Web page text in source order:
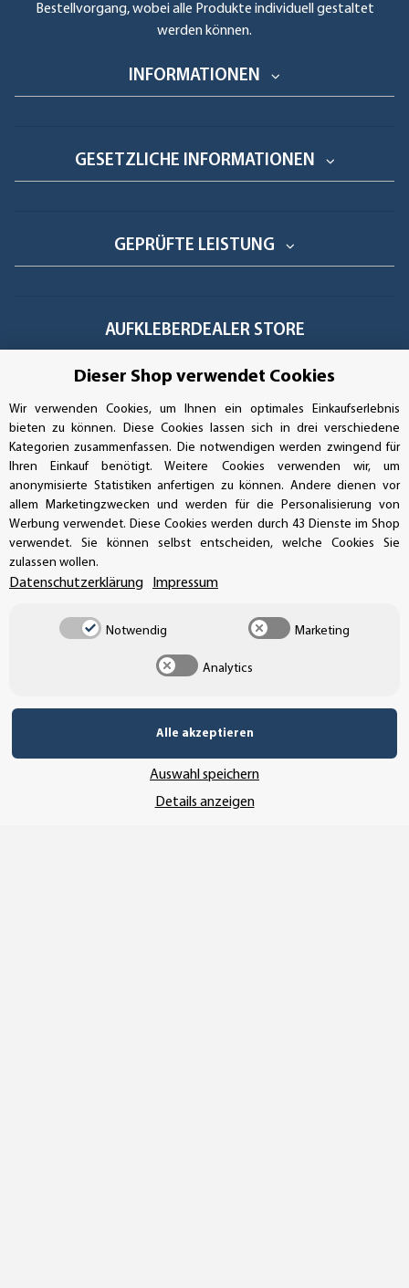
Bestellvorgang, wobei alle Produkte individuell gestaltet
werden können.
INFORMATIONEN
GESETZLICHE INFORMATIONEN
GEPRÜFTE LEISTUNG
AUFKLEBERDEALER STORE
Handwerkerring 1, D-39326 Wolmirstedt
Bestellungen/Support: +49 (0)39-201-28-98-10
Buchhaltung: +49 (0)39-201-28-98-17
info@aufkleberdealer.de
UNSER AFFILIATE-PROGRAMM
UNSERE ZAHLUNGSARTEN*
UNSER VERSANDDIENSTLEISTER
Dieser Shop verwendet Cookies
Wir verwenden Cookies, um Ihnen ein optimales Einkaufserlebnis
bieten zu können. Diese Cookies lassen sich in drei verschiedene
Kategorien zusammenfassen. Die notwendigen werden zwingend für
Ihren Einkauf benötigt. Weitere Cookies verwenden wir, um
anonymisierte Statistiken anfertigen zu können. Andere dienen vor
allem Marketingzwecken und werden für die Personalisierung von
Werbung verwendet. Diese Cookies werden durch 43 Dienste im Shop
verwendet. Sie können selbst entscheiden, welche Cookies Sie
zulassen wollen.
Datenschutzerklärung Impressum
Notwendig Marketing
Analytics
Alle akzeptieren
Auswahl speichern
Details anzeigen